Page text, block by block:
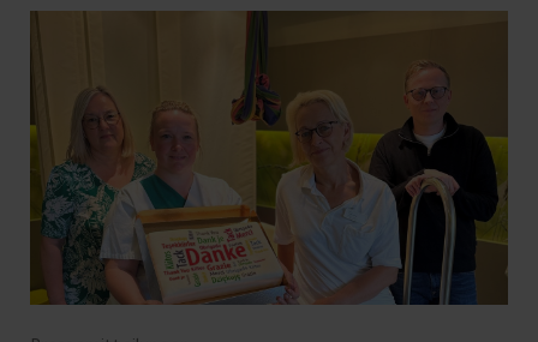
bestmögliche Versorgung erhalten.
herausfordernden Situationen mit
Kompetenz, Empathie und großem
persönlichem Einsatz. Zum Internationalen
Tag der Pflege hat die Helios Klinik Köthen
deshalb ihrer größten Berufsgruppe
ausdrücklich „Danke“ gesagt.